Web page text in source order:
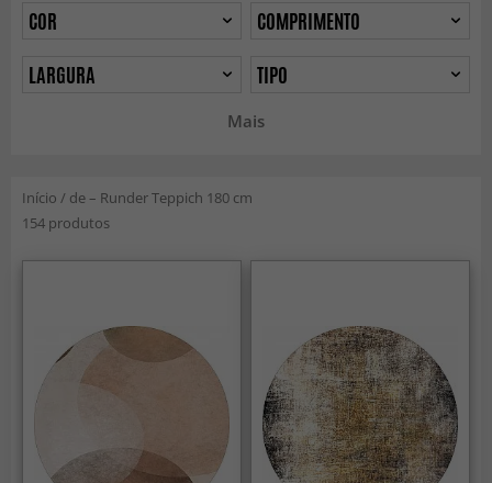
Mais
COR
COMPRIMENTO
LARGURA
TIPO
Início / de – Runder Teppich 180 cm
154 produtos